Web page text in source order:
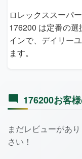
ロレックススーパ
176200 は定番の
インで、デイリー
ます。
176200お客
まだレビューがあ
さい！